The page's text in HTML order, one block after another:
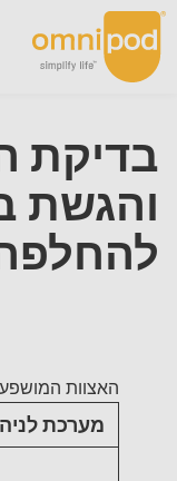
main
content
והגשת
האצוות
מערכת